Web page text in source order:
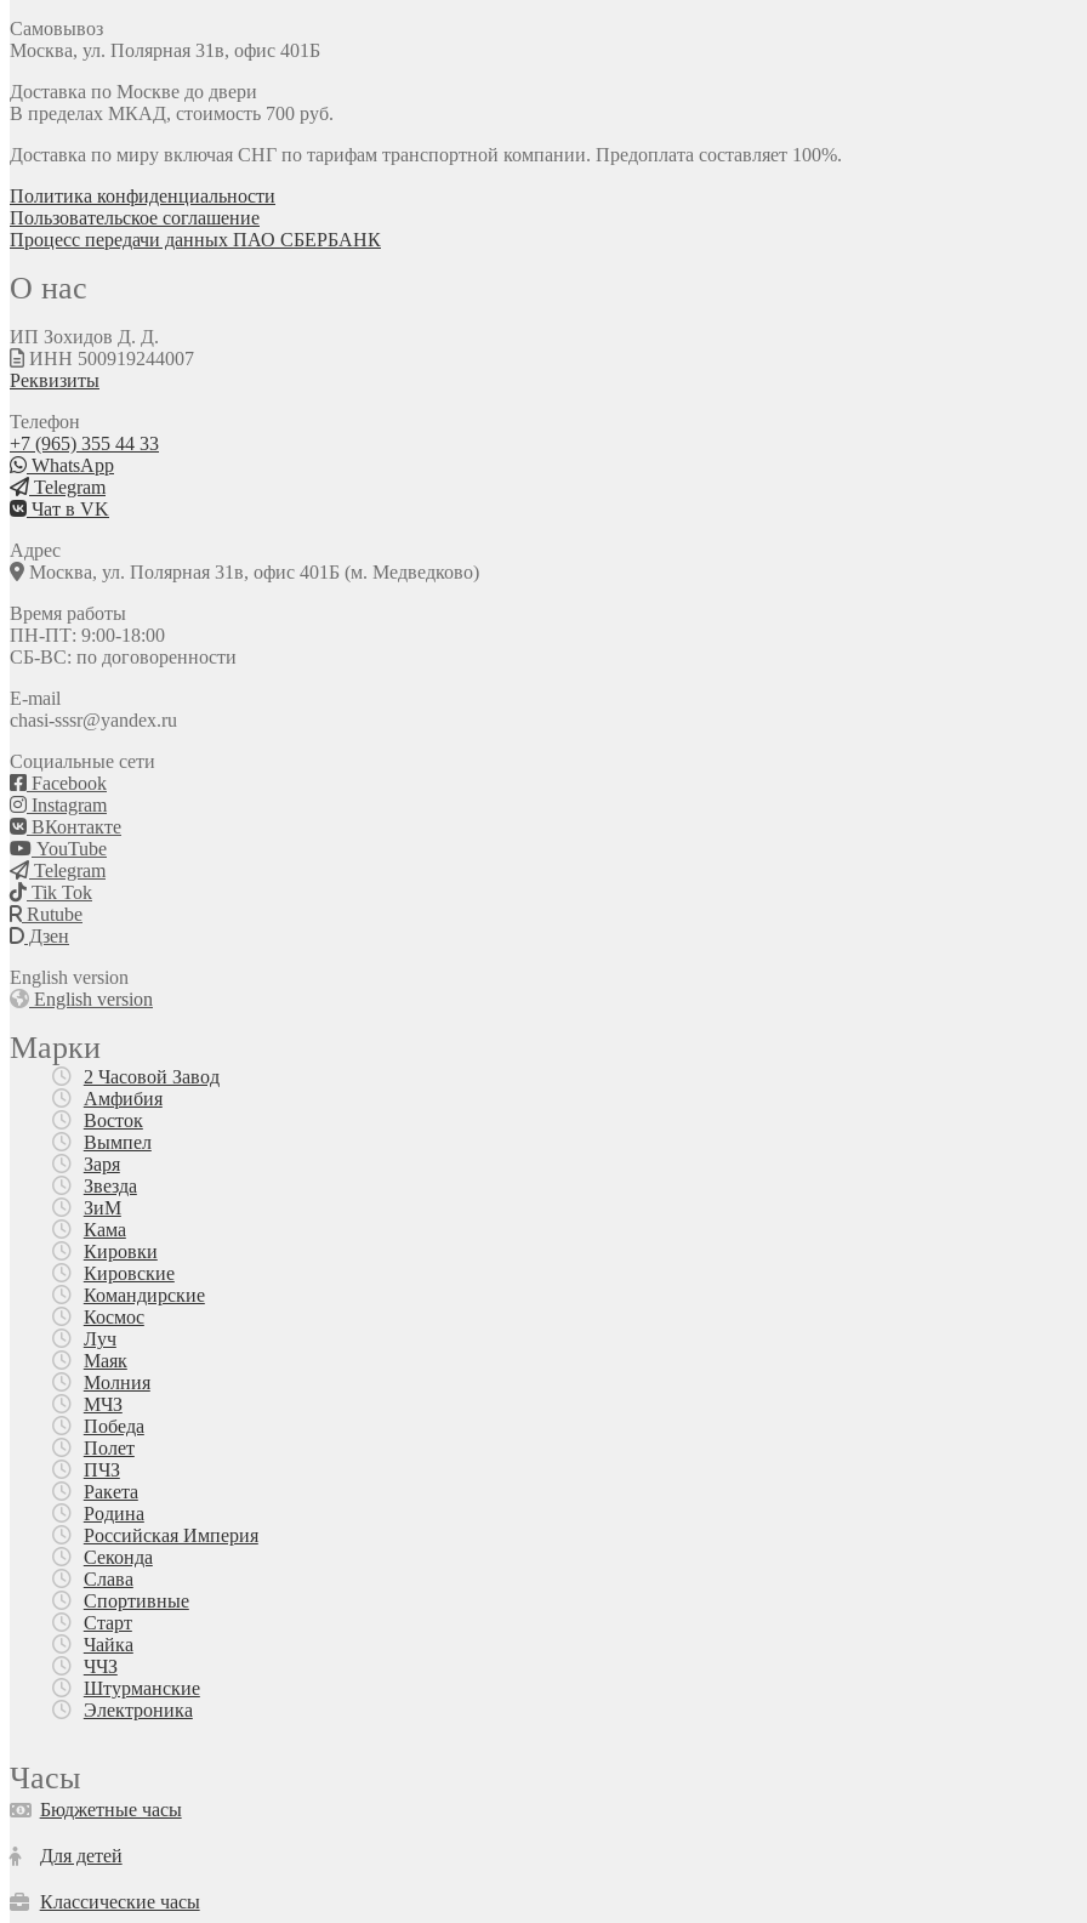
Самовывоз
Москва, ул. Полярная 31в, офис 401Б
Доставка по Москве до двери
В пределах МКАД, стоимость 700 руб.
Доставка по миру включая СНГ по тарифам транспортной компании. Предоплата составляет 100%.
Политика конфиденциальности
Пользовательское соглашение
Процесс передачи данных ПАО СБЕРБАНК
О нас
ИП Зохидов Д. Д.
ИНН 500919244007
Реквизиты
Телефон
+7 (965) 355 44 33
WhatsApp
Telegram
Чат в VK
Адрес
Москва, ул. Полярная 31в, офис 401Б (м. Медведково)
Время работы
ПН-ПТ: 9:00-18:00
СБ-ВС: по договоренности
E-mail
chasi-sssr@yandex.ru
Социальные сети
Facebook
Instagram
ВКонтакте
YouTube
Telegram
Tik Tok
Rutube
Дзен
English version
English version
Марки
2 Часовой Завод
Амфибия
Восток
Вымпел
Заря
Звезда
ЗиМ
Кама
Кировки
Кировские
Командирские
Космос
Луч
Маяк
Молния
МЧЗ
Победа
Полет
ПЧЗ
Ракета
Родина
Российская Империя
Секонда
Слава
Спортивные
Старт
Чайка
ЧЧЗ
Штурманские
Электроника
Часы
Бюджетные часы
Для детей
Классические часы